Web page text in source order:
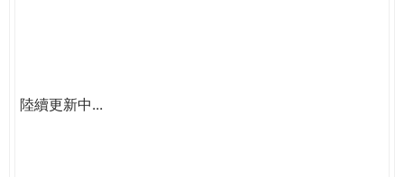
陸續更新中...